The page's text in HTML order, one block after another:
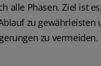
alle Phasen. Ziel ist
zu gewährleisten
zu vermeiden.